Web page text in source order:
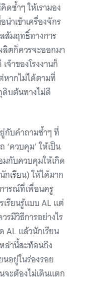
ดซ้ำๆ ให้เรามอง
นำเข้าเครื่องจักร
สัมฤทธิ์ทางการ
ลิตก็ควรจะออกมา
าของโรงงานก็
หากไม่ได้ตามที่
ดิบต้นทางไม่ดี
กับคำถามซ้ำๆ ที่
‘ควบคุม’ ให้เป็น
มกับควบคุมให้เกิด
เรียน) ให้ได้มาก
ารณ์ที่เพื่อนครู
เรียนรู้แบบ AL แต่
รมีวิธีการอย่างไร
AL แล้วนักเรียน
ล่านี้สะท้อนถึง
อยู่ในร่องรอย
จะต้องไม่เดินแตก